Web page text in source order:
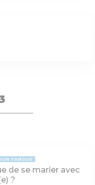
TABOUE
de se marier avec
?